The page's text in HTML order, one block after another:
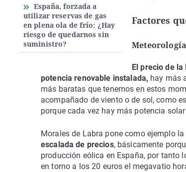
España, forzada a
utilizar reservas de gas
en plena ola de frío: ¿Hay
riesgo de quedarnos sin
suministro?
Factores
Meteorología
El precio de
potencia renovable instalada, hay más
más baratas que tenemos en estos
acompañado de viento o de sol, como
porque cada vez hay más potencia
Morales de Labra pone como ejemplo
escalada de precios, básicamente
producción eólica en España, por tanto
en torno a los 20 euros el megavatio